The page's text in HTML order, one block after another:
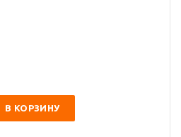
В КОРЗИНУ